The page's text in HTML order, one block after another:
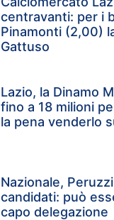
centravanti: per i
Pinamonti (2,00)
Gattuso
Lazio, la Dinamo
fino a 18 milioni
la pena venderlo
Nazionale,
candidati: può
capo delegazione